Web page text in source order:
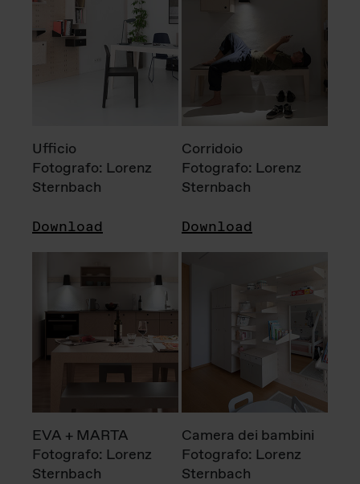
Ufficio
Fotografo: Lorenz
Sternbach
Download
Corridoio
Fotografo: Lorenz
Sternbach
Download
EVA + MARTA
Fotografo: Lorenz
Sternbach
Camera dei bambini
Fotografo: Lorenz
Sternbach